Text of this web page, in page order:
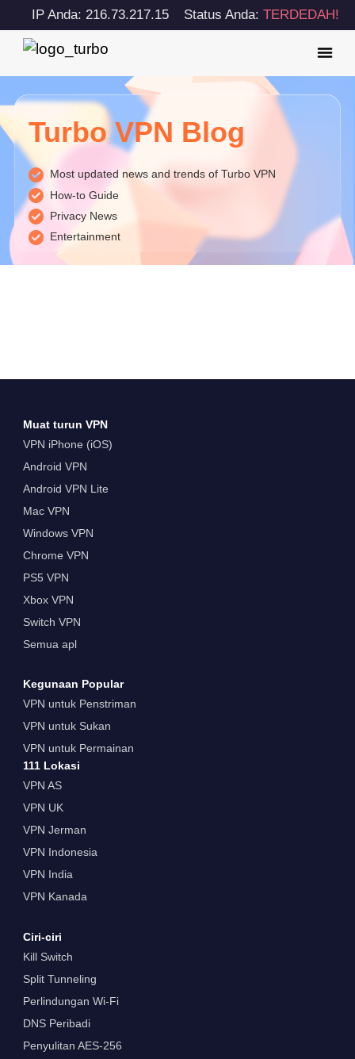
IP Anda: 216.73.217.15 Status Anda: TERDEDAH!
Turbo VPN Blog
Most updated news and trends of Turbo VPN
How-to Guide
Privacy News
Entertainment
Muat turun VPN
VPN iPhone (iOS)
Android VPN
Android VPN Lite
Mac VPN
Windows VPN
Chrome VPN
PS5 VPN
Xbox VPN
Switch VPN
Semua apl
Kegunaan Popular
VPN untuk Penstriman
VPN untuk Sukan
VPN untuk Permainan
111 Lokasi
VPN AS
VPN UK
VPN Jerman
VPN Indonesia
VPN India
VPN Kanada
Ciri-ciri
Kill Switch
Split Tunneling
Perlindungan Wi-Fi
DNS Peribadi
Penyulitan AES-256